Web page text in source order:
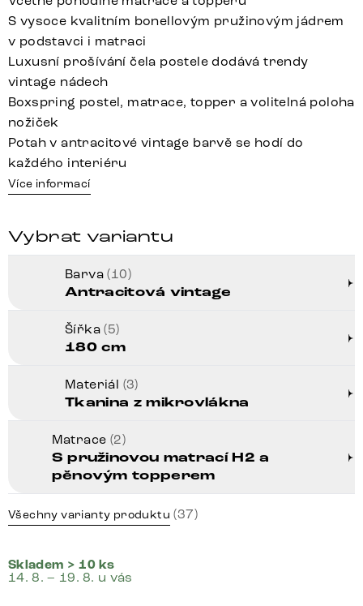
S vysoce kvalitním bonellovým pružinovým jádrem
v podstavci i matraci
Luxusní prošívání čela postele dodává trendy
vintage nádech
Boxspring postel, matrace, topper a volitelná poloha
nožiček
Potah v antracitové vintage barvě se hodí do
každého interiéru
Více informací
Vybrat variantu
Barva(10)
Antracitová vintage
Šířka(5)
180 cm
Materiál (3)
Tkanina z mikrovlákna
Matrace (2)
S pružinovou matrací H2 a
pěnovým topperem
Všechny varianty produktu (37)
Skladem > 10 ks
14. 8. – 19. 8. u vás